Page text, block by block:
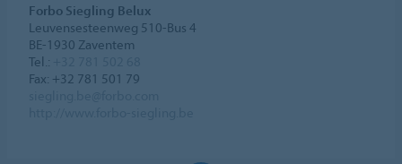
Forbo Siegling Belux
Leuvensesteenweg 510-Bus 4
BE-1930 Zaventem
Tel.:
Fax: +32 781 501 79